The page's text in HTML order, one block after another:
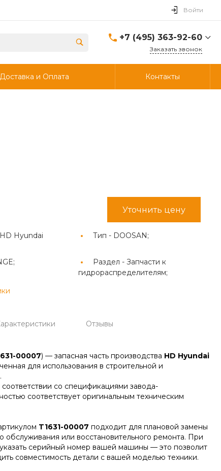
Войти
+7 (495) 363-92-60
г. Дзержинский, ул.
Заказать звонок
Доставка и Оплата Контакты
Уточнить цену
HD Hyundai
Тип - DOOSAN;
Раздел -Запчасти к
гидрораспределителям;
Отзывы
00007) — запасная часть производства HD Hyundai
для использования в строительной и
соответствии со спецификациями завода-
соответствует оригинальным техническим
T1631-00007 подходит для плановой замены
обслуживания или восстановительного ремонта. При
серийный номер вашей машины — это позволит
совместимость детали с вашей моделью техники.